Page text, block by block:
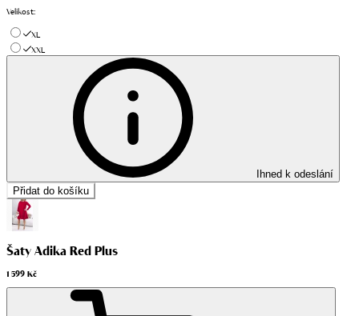
Velikost:
XL
XXL
Ihned k odeslání
Přidat do košíku
Šaty Adika Red Plus
1 599 Kč